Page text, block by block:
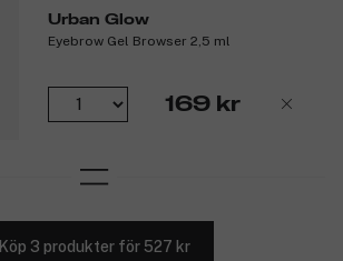
Urban Glow
Eyebrow Gel Browser 2,5 ml
169 kr
Köp 3 produkter för 527 kr